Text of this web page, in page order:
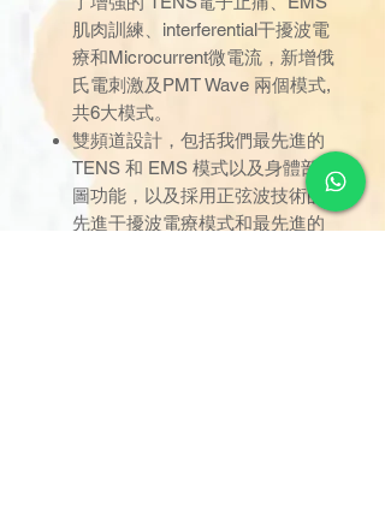
肌肉訓練、interferential干擾波電
療和Microcurrent微電流，新增俄
氏電刺激及PMT Wave 兩個模式,
共6大模式。
雙頻道設計，包括我們最先進的
TENS 和 EMS 模式以及身體部位
圖功能，以及採用正弦波技術的
先進干擾波電療模式和最先進的